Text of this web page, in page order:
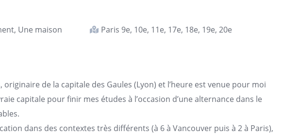
Une maison
Paris 9e, 10e, 11e, 17e, 18e, 19e, 20e
originaire de la capitale des Gaules (Lyon) et l’heure est venue pour moi
capitale pour finir mes études à l’occasion d’une alternance dans le
dans des contextes très différents (à 6 à Vancouver puis à 2 à Paris),